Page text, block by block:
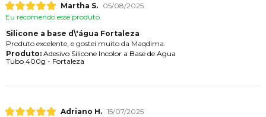
Martha S.
05/08/2025
Eu recomendo esse produto.
Silicone a base d\'água Fortaleza
Produto excelente, e gostei muito da Maqdima.
Produto:Adesivo Silicone Incolor a Base de Agua
Tubo 400g - Fortaleza
Adriano H. 15/07/2025